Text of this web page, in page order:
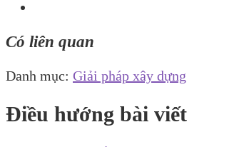
Có liên quan
Danh mục: Giải pháp xây dựng
Điều hướng bài viết